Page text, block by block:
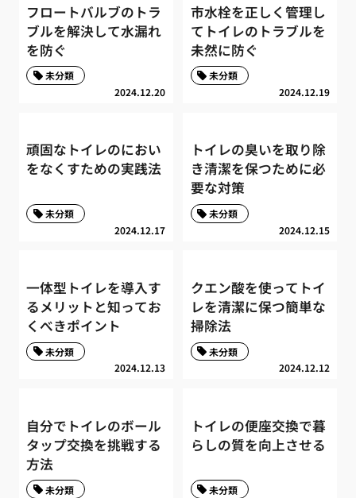
フロートバルブのトラ
ブルを解決して水漏れ
を防ぐ
2024.12.20
未分類
市水栓を正しく管理し
てトイレのトラブルを
未然に防ぐ
2024.12.19
未分類
頑固なトイレのにおい
をなくすための実践法
2024.12.17
未分類
トイレの臭いを取り除
き清潔を保つために必
要な対策
2024.12.15
未分類
一体型トイレを導入す
るメリットと知ってお
くべきポイント
2024.12.13
未分類
クエン酸を使ってトイ
レを清潔に保つ簡単な
掃除法
2024.12.12
未分類
自分でトイレのボール
タップ交換を挑戦する
方法
未分類
トイレの便座交換で暮
らしの質を向上させる
未分類